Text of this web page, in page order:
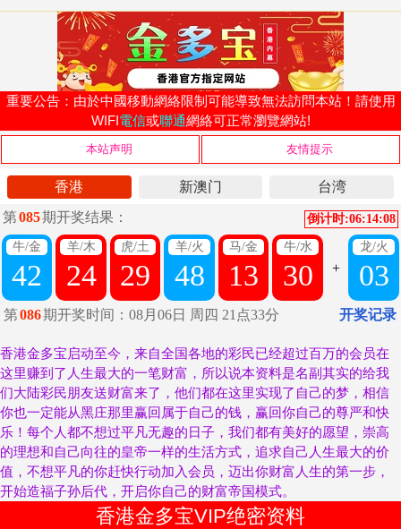
重要公告：由於中國移動網絡限制可能導致無法訪問本站！請使用
WIFI電信或聯通網絡可正常瀏覽網站!
本站声明 友情提示
香港金多宝启动至今，来自全国各地的彩民已经超过百万的会员在
这里赚到了人生最大的一笔财富，所以说本资料是名副其实的给我
们大陆彩民朋友送财富来了，他们都在这里实现了自己的梦，相信
你也一定能从黑庄那里赢回属于自己的钱，赢回你自己的尊严和快
乐！每个人都不想过平凡无趣的日子，我们都有美好的愿望，崇高
的理想和自己向往的皇帝一样的生活方式，追求自己人生最大的价
值，不想平凡的你赶快行动加入会员，迈出你财富人生的第一步，
开始造福子孙后代，开启你自己的财富帝国模式。
香港金多宝VIP绝密资料
1820****668(充值成功)
1877****187(开通成功)
1556****837(注册成功)
1837****747(充值成功)
1830****909(开通成功)
1571****670(充值成功)
1882****246(充值成功)
1372****287(开通成功)
1372****422(开通成功)
1379****728(充值成功)
1532****801(开通成功)
1866****396(注册成功)